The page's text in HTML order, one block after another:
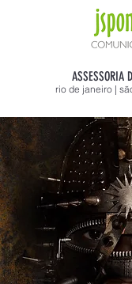
ASSESSORIA
rio de janeiro |